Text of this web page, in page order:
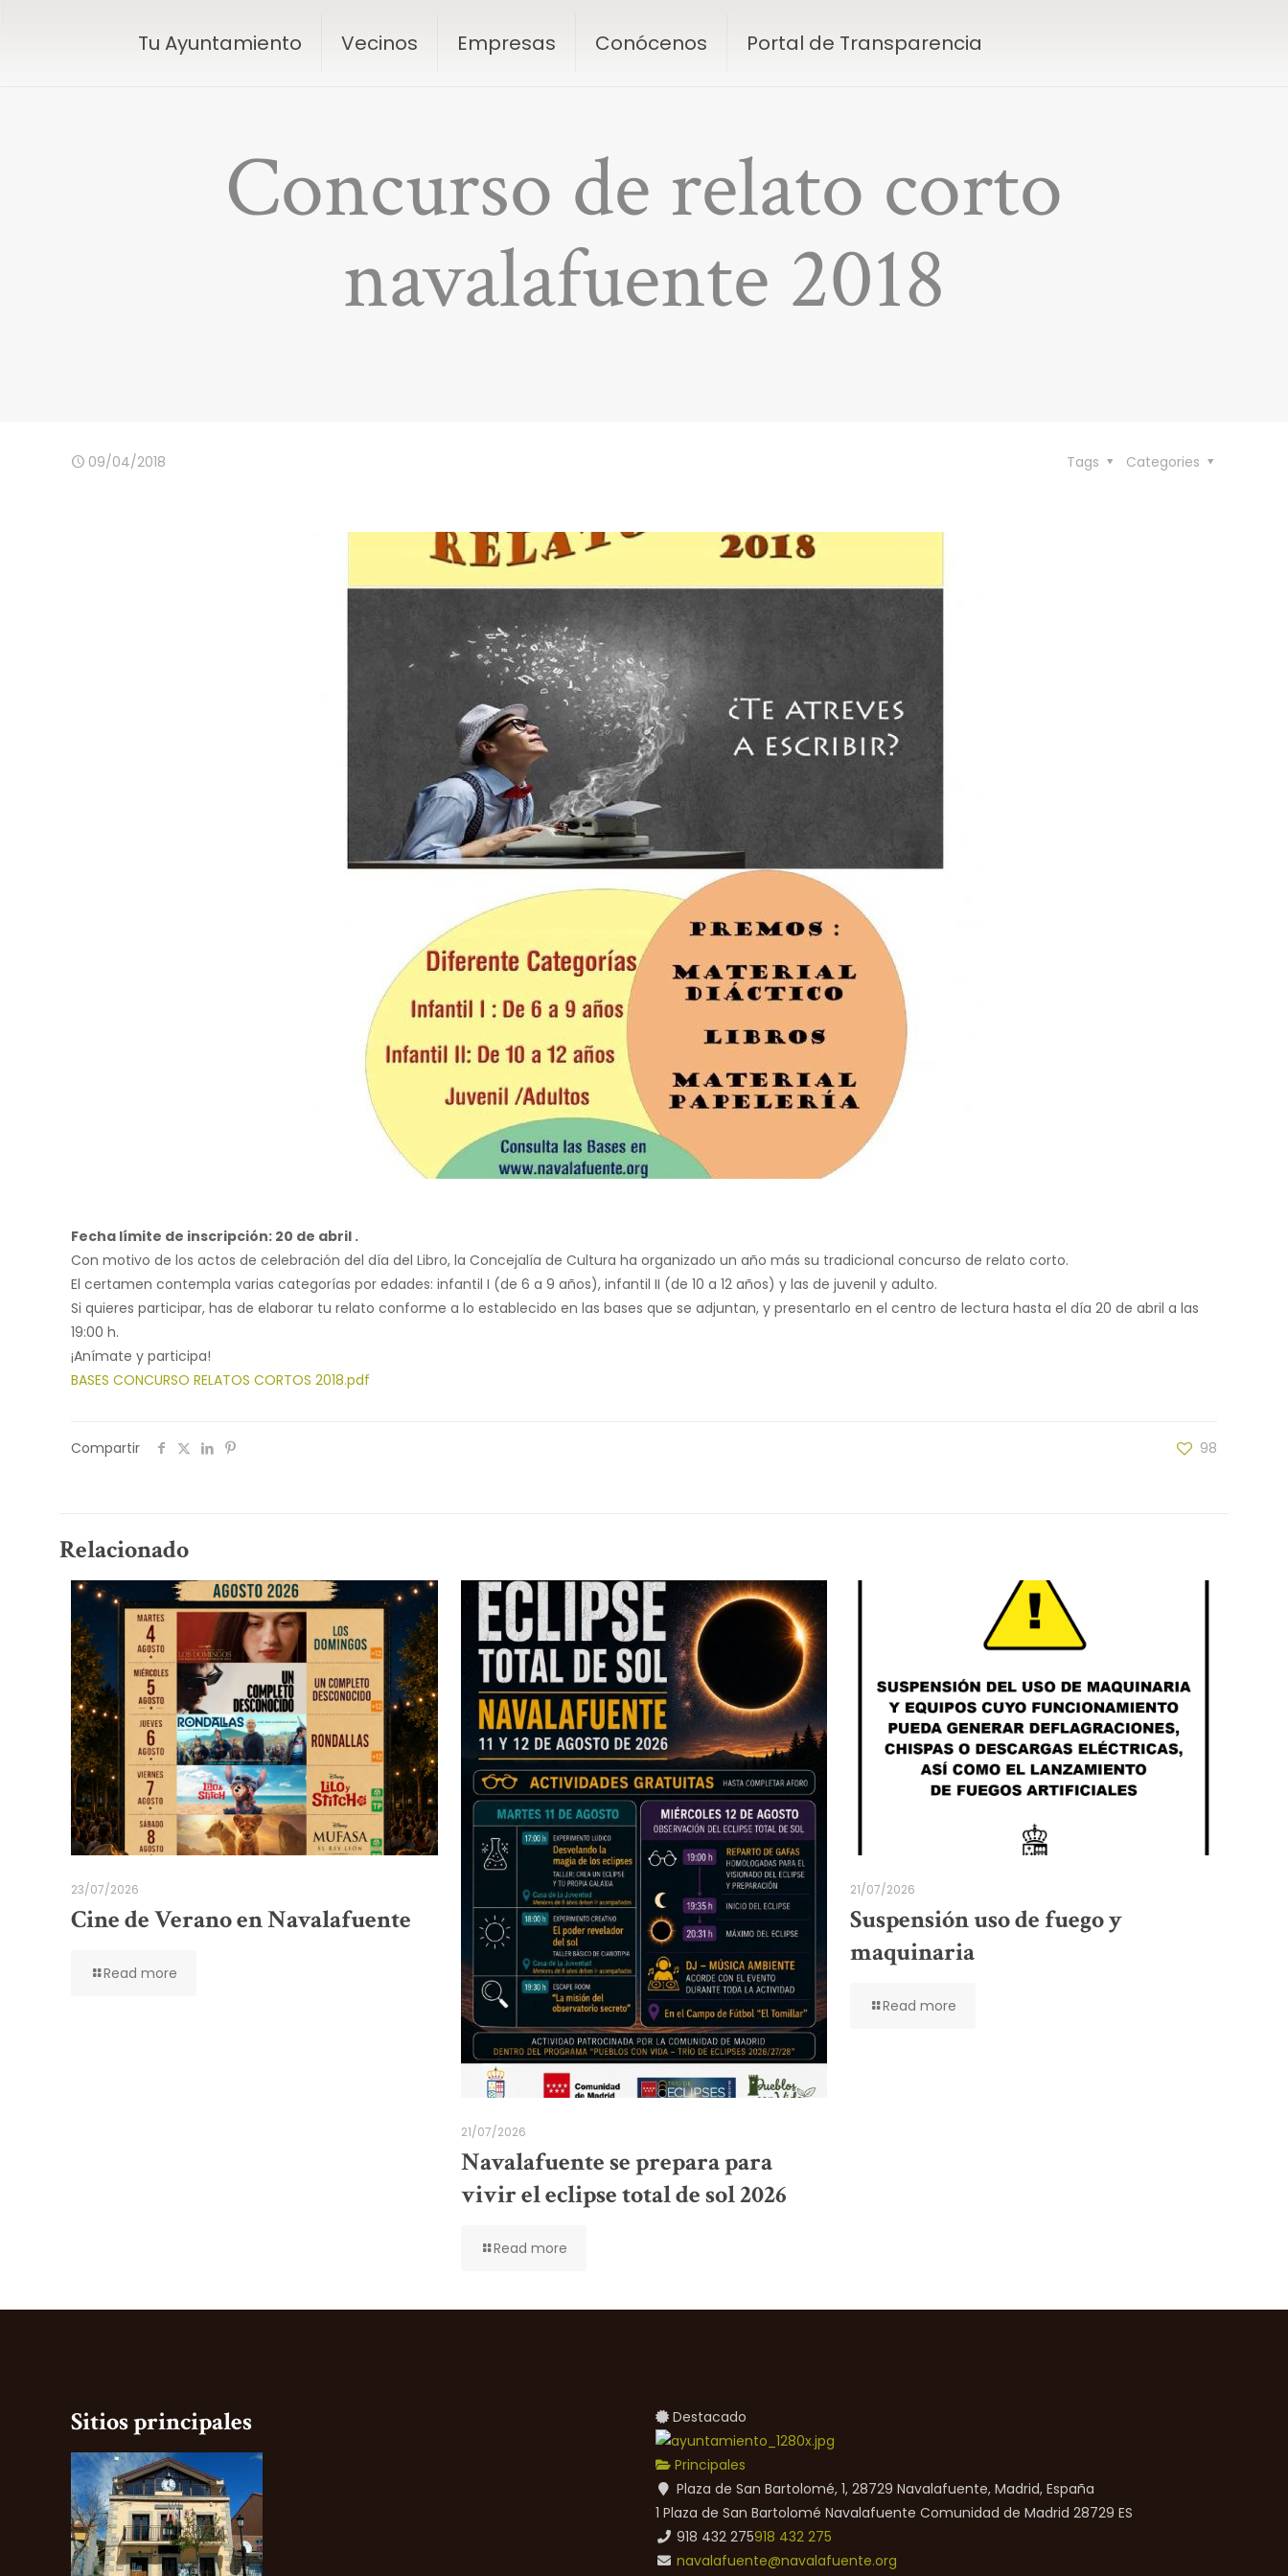
Tu Ayuntamiento Vecinos Empresas Conócenos Portal de Transparencia
Concurso de relato corto
navalafuente 2018
09/04/2018 Categories
Tags
Fecha límite de inscripción: 20 de abril .
Con motivo de los actos de celebración del día del Libro, la Concejalía de Cultura ha organizado un año más su tradicional concurso de relato corto.
El certamen contempla varias categorías por edades: infantil I (de 6 a 9 años), infantil II (de 10 a 12 años) y las de juvenil y adulto.
Si quieres participar, has de elaborar tu relato conforme a lo establecido en las bases que se adjuntan, y presentarlo en el centro de lectura hasta el día 20 de abril a las
19:00 h.
¡Anímate y participa!
BASES CONCURSO RELATOS CORTOS 2018.pdf
Compartir 98
Relacionado
23/07/2026
Cine de Verano en Navalafuente
Read more
21/07/2026
Navalafuente se prepara para
vivir el eclipse total de sol 2026
Read more
21/07/2026
Suspensión uso de fuego y
maquinaria
Read more
Sitios principales Destacado
Principales
Plaza de San Bartolomé, 1, 28729 Navalafuente, Madrid, España
1 Plaza de San Bartolomé Navalafuente Comunidad de Madrid 28729 ES
918 432 275918 432 275
navalafuente@navalafuente.org